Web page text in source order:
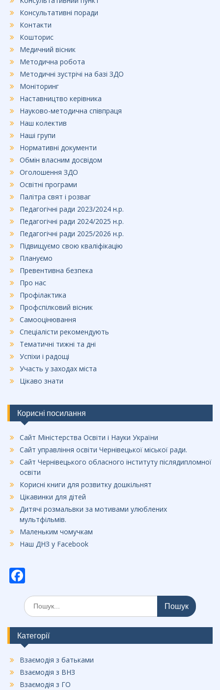
Консультативні поради
Контакти
Кошторис
Медичний вісник
Методична робота
Методичні зустрічі на базі ЗДО
Моніторинг
Наставництво керівника
Науково-методична співпраця
Наш колектив
Наші групи
Нормативні документи
Обмін власним досвідом
Оголошення ЗДО
Освітні програми
Палітра свят і розваг
Педагогічні ради 2023/2024 н.р.
Педагогічні ради 2024/2025 н.р.
Педагогічні ради 2025/2026 н.р.
Підвищуємо свою кваліфікацію
Плануємо
Превентивна безпека
Про нас
Профілактика
Профспілковий вісник
Самооцінювання
Спеціалісти рекомендують
Тематичні тижні та дні
Успіхи і радощі
Участь у заходах міста
Цікаво знати
Корисні посилання
Сайт Міністерства Освіти і Науки України
Сайт управління освіти Чернівецької міської ради.
Сайт Чернівецького обласного інституту післядипломної
освіти
Корисні книги для розвитку дошкільнят
Цікавинки для дітей
Дитячі розмальвки за мотивами улюблених
мультфільмів.
Маленьким чомучкам
Наш ДНЗ у Facebook
ac
e
b
o
o
k
Шукати:
Категорії
Взаємодія з батьками
Взаємодія з ВНЗ
Взаємодія з ГО